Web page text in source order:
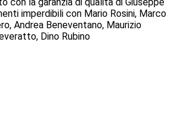
imperdibili con Mario Rosini, Marco
Andrea Beneventano, Maurizio
Dino Rubino